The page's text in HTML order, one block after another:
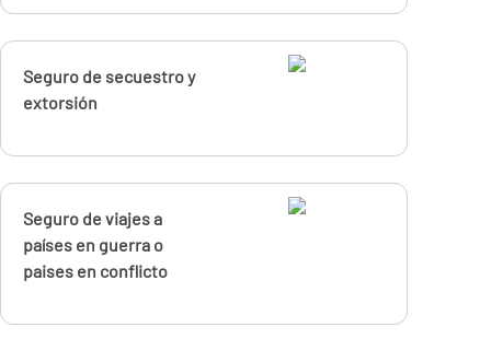
Calcúlalo ahora
Seguro de secuestro y
extorsión
Calcúlalo ahora
Seguro de viajes a
países en guerra o
paises en conflicto